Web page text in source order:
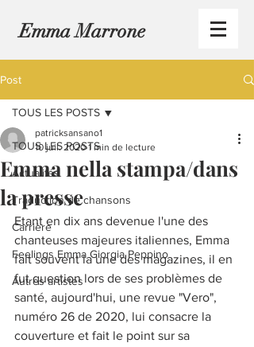
Emma Marrone
Post
TOUS LES POSTS
Actualités
Traduction de chansons
Carrière
Feelings Emma Giorgia Peppino
Autres artistes
TOUS LES POSTS
Emma nella stampa/dans
la presse
patricksansano1
10 juil. 2020 1 min de lecture
Etant en dix ans devenue l'une des
chanteuses majeures italiennes, Emma
fait souvent la une des magazines, il en
fut question lors de ses problèmes de
santé, aujourd'hui, une revue "Vero",
numéro 26 de 2020, lui consacre la
couverture et fait le point sur sa